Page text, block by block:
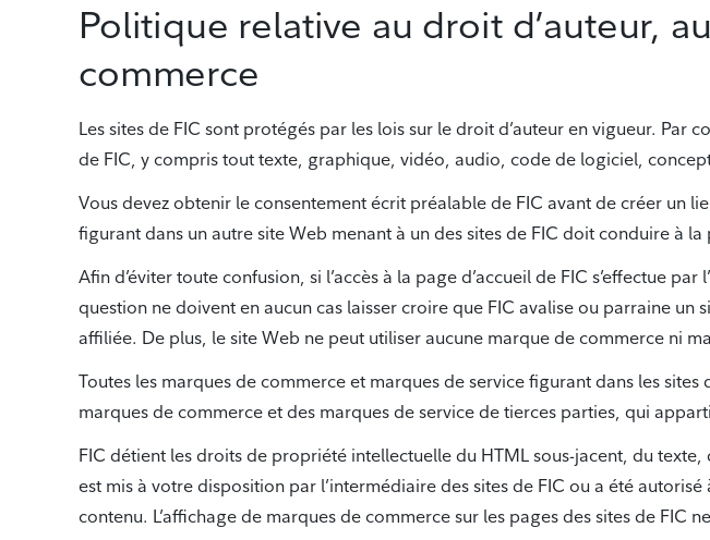
Politique relative au droit d’auteur,
commerce
Les sites de FIC sont protégés par les lois sur le droit d’auteur en vigueur.
de FIC, y compris tout texte, graphique, vidéo, audio, code de logiciel,
Vous devez obtenir le consentement écrit préalable de FIC avant de créer un
figurant dans un autre site Web menant à un des sites de FIC doit conduire à la
Afin d’éviter toute confusion, si l’accès à la page d’accueil de FIC s’effectue
question ne doivent en aucun cas laisser croire que FIC avalise ou parraine
affiliée. De plus, le site Web ne peut utiliser aucune marque de commerce ni
Toutes les marques de commerce et marques de service figurant dans les
marques de commerce et des marques de service de tierces parties, qui
FIC détient les droits de propriété intellectuelle du HTML sous-jacent, du
est mis à votre disposition par l’intermédiaire des sites de FIC ou a été
contenu. L’affichage de marques de commerce sur les pages des sites de FIC